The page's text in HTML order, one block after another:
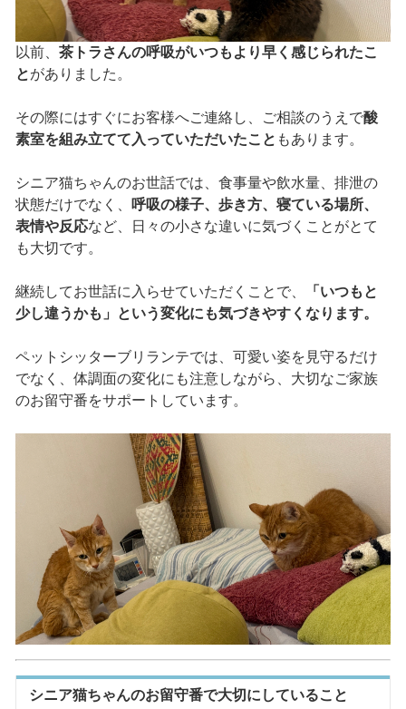
以前、 茶トラさんの呼吸がいつもより早く感じられたこ
とがありました。
その際にはすぐにお客様へご連絡し、ご相談のうえで酸
素室を組み立てて入っていただいたこと もあります。
シニア猫ちゃんのお世話では、食事量や飲水量、排泄の
状態だけでなく、 呼吸の様子、歩き方、寝ている場所、
表情や反応など、日々の小さな違いに気づくことがとて
も大切です。
継続してお世話に入らせていただくことで、
「いつもと
少し違うかも」という変化にも気づきやすくなります。
ペットシッターブリランテでは、可愛い姿を見守るだけ
でなく、体調面の変化にも注意しながら、大切なご家族
のお留守番をサポートしています。
シニア猫ちゃんのお留守番で大切にしていること